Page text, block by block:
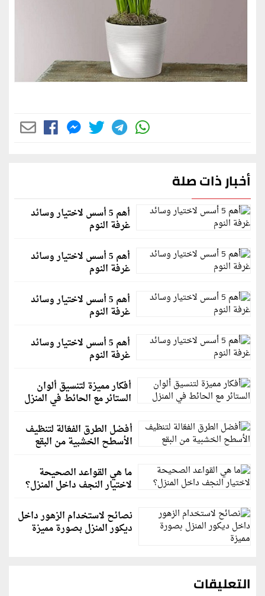
أخبار ذات صلة
أهم 5 أسس لاختيار وسائد
غرفة النوم
أهم 5 أسس لاختيار وسائد
غرفة النوم
أهم 5 أسس لاختيار وسائد
غرفة النوم
أهم 5 أسس لاختيار وسائد
غرفة النوم
أفكار مميزة لتنسيق ألوان
الستائر مع الحائط في المنزل
أفضل الطرق الفعّالة لتنظيف
الأسطح الخشبية من البقع
ما هي القواعد الصحيحة
لاختيار النجف داخل المنزل؟
نصائح لاستخدام الزهور داخل
ديكور المنزل بصورة مميزة
التعليقات